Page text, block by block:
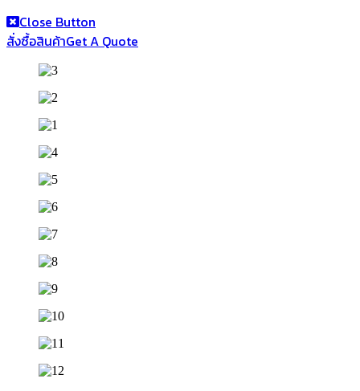
Close Button
สั่งซื้อสินค้าGet A Quote